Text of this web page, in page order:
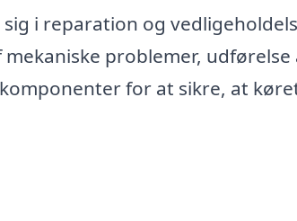
i reparation og
problemer, udførelse
for at sikre, at